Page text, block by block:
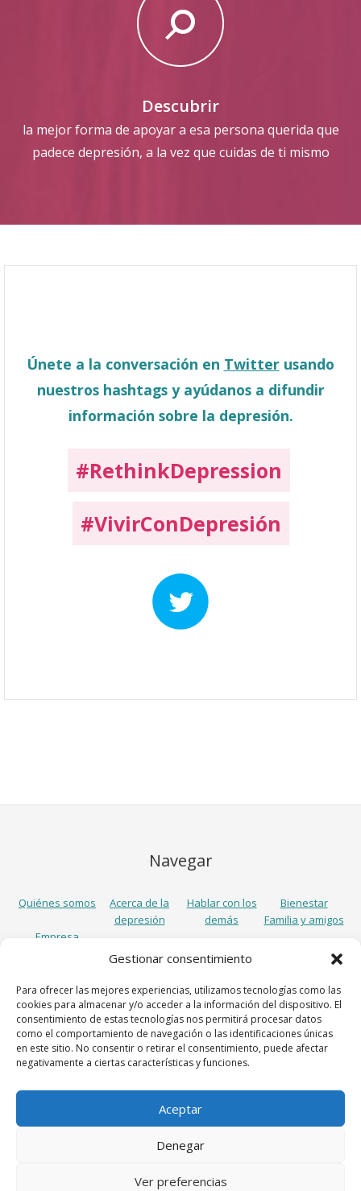
Gestionar consentimiento
Para ofrecer las mejores experiencias, utilizamos tecnologías como las
cookies para almacenar y/o acceder a la información del dispositivo. El
consentimiento de estas tecnologías nos permitirá procesar datos
como el comportamiento de navegación o las identificaciones únicas
en este sitio. No consentir o retirar el consentimiento, puede afectar
negativamente a ciertas características y funciones.
Aceptar
Denegar
Ver preferencias
Descubrir
la mejor forma de apoyar a esa persona querida que
padece depresión, a la vez que cuidas de ti mismo
Únete a la conversación en Twitterusando
nuestros hashtags y ayúdanos a difundir
información sobre la depresión.
#RethinkDepression
#VivirConDepresión
Navegar
Quiénes somos
Acerca de la
depresión
Hablar con los
demás
Bienestar
Familia y amigos
Empresa
Síguenos
Lundbeck España S.A., Avenida Diagonal 605, 7º, 08028 Barcelona,
Spain